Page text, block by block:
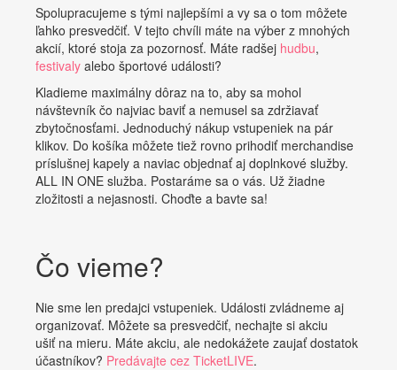
Spolupracujeme s tými najlepšími a vy sa o tom môžete
ľahko presvedčiť. V tejto chvíli máte na výber z mnohých
akcií, ktoré stoja za pozornosť. Máte radšej hudbu,
festivaly alebo športové události?
Kladieme maximálny dôraz na to, aby sa mohol
návštevník čo najviac baviť a nemusel sa zdržiavať
zbytočnosťami. Jednoduchý nákup vstupeniek na pár
klikov. Do košíka môžete tiež rovno prihodiť merchandise
príslušnej kapely a naviac objednať aj doplnkové služby.
ALL IN ONE služba. Postaráme sa o vás. Už žiadne
zložitosti a nejasnosti. Choďte a bavte sa!
Čo vieme?
Nie sme len predajci vstupeniek. Události zvládneme aj
organizovať. Môžete sa presvedčiť, nechajte si akciu
ušiť na mieru. Máte akciu, ale nedokážete zaujať dostatok
účastníkov? Predávajte cez TicketLIVE.